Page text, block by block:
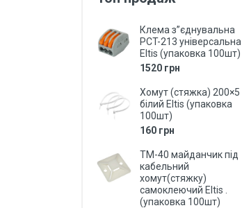
безперебійне живлення,
блискавкозахист
Магнітні пускачі, контактори,
Кнопки, перемикачі, пости...
Дзвоники, кнопки до дзвоників
Коробки монтажні і розподільчі
Щитки, бокси, панелі пластикові
Щитки, бокси металеві
Клема з”єднувальна
PCT-213 універсальна
Eltis (упаковка 100шт)
1520 грн
Хомут (стяжка) 200×5
білий Eltis (упаковка
100шт)
160 грн
ТМ-40 майданчик під
кабельний
хомут(стяжку)
самоклеючий Eltis .
(упаковка 100шт)